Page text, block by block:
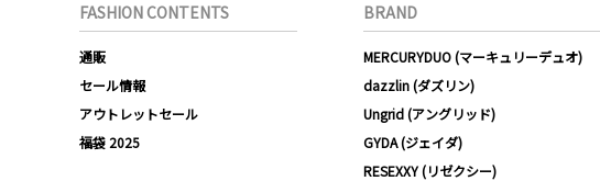
FASHION CONTENTS
通販
セール情報
アウトレットセール
福袋 2025
BRAND
MERCURYDUO (マーキュリーデュオ)
dazzlin (ダズリン)
Ungrid (アングリッド)
GYDA (ジェイダ)
RESEXXY (リゼクシー)